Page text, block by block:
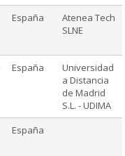
España
Atenea Tech
SLNE
España
Universidad
a Distancia
de Madrid
S.L. - UDIMA
España